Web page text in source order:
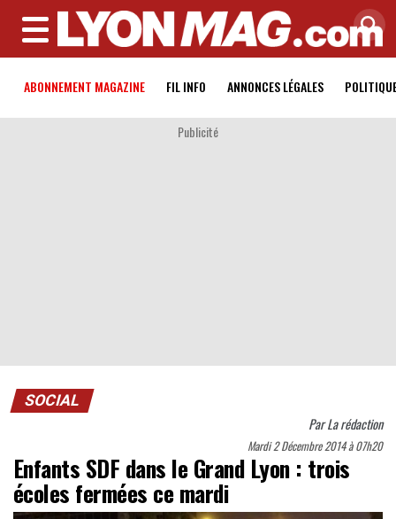
MENU
ABONNEMENT MAGAZINE FIL INFO ANNONCES LÉGALES
Publicité
SOCIAL
ParLa rédaction
Mardi 2 Décembre 2014 à 07h20
Enfants SDF dans le Grand Lyon : trois
écoles fermées ce mardi